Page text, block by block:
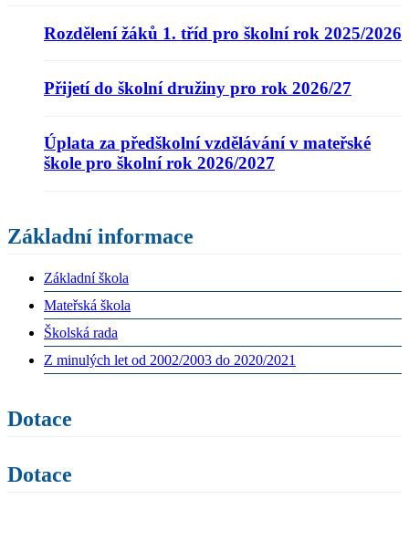
Rozdělení žáků 1. tříd pro školní rok 2025/2026
Přijetí do školní družiny pro rok 2026/27
Úplata za předškolní vzdělávání v mateřské
škole pro školní rok 2026/2027
Základní informace
Základní škola
Mateřská škola
Školská rada
Z minulých let od 2002/2003 do 2020/2021
Dotace
Dotace